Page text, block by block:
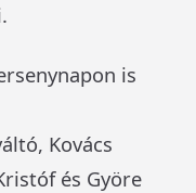
is
Kovács
és Györe